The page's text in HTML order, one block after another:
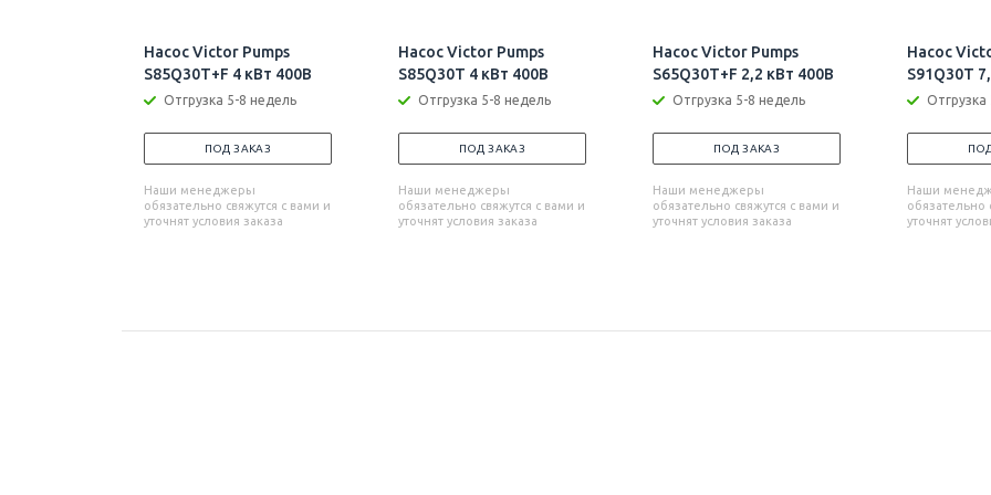
Насос Victor Pumps
S85Q30T+F 4 кВт 400В
Отгрузка 5-8 недель
ПОД ЗАКАЗ
Наши менеджеры
обязательно свяжутся с вами и
уточнят условия заказа
Насос Victor Pumps
S85Q30T 4 кВт 400В
Отгрузка 5-8 недель
ПОД ЗАКАЗ
Наши менеджеры
обязательно свяжутся с вами и
уточнят условия заказа
Насос Victor Pumps
S65Q30T+F 2,2 кВт 400В
Отгрузка 5-8 недель
ПОД ЗАКАЗ
Наши менеджеры
обязательно свяжутся с вами и
уточнят условия заказа
Насос
S91Q30T
Наши
обязательно
уточнят